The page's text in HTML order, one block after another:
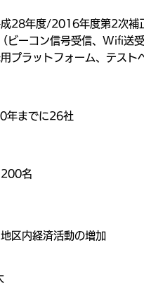
28年度/2016年度第2次補
ーコン信号受信、Wifi送
プラットフォーム、テスト
年までに26社
名
区内経済活動の増加